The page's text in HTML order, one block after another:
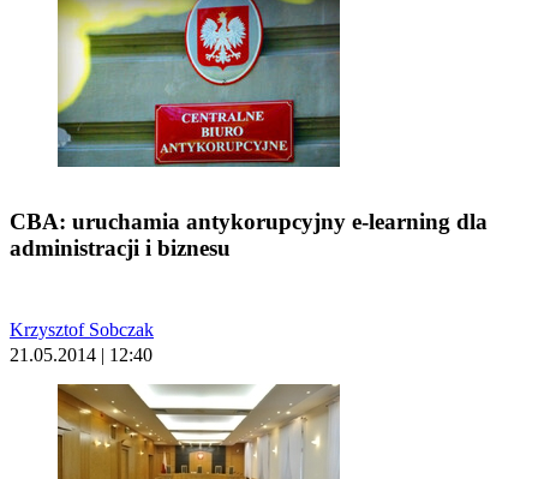
CBA: uruchamia antykorupcyjny e-learning dla
administracji i biznesu
Krzysztof Sobczak
21.05.2014 | 12:40